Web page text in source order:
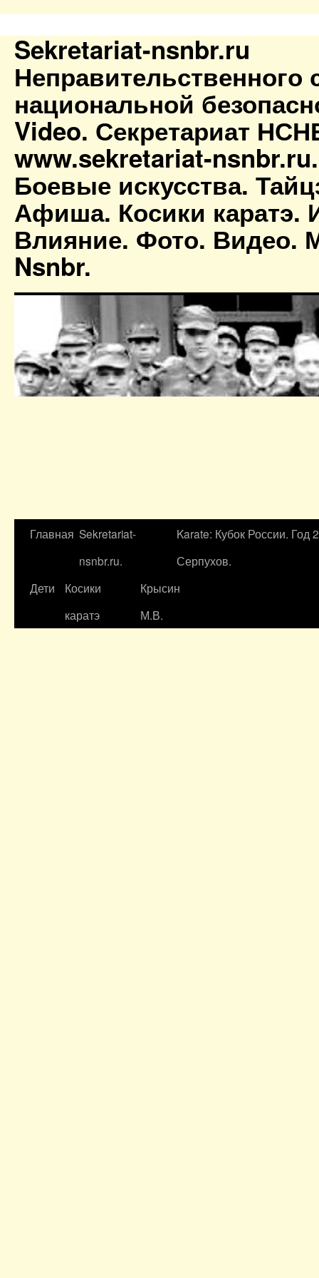
Sekretariat-nsnbr.ru
Неправительственного
национальной
Video. Секретариат
www.sekretariat-
Боевые искусства.
Афиша. Косики каратэ.
Влияние. Фото. Видео.
Nsnbr.
Главная Sekretariat-
nsnbr.ru.
Karate: Кубок России. Год
Серпухов.
Дети
Косики
каратэ
Крысин
М.В.